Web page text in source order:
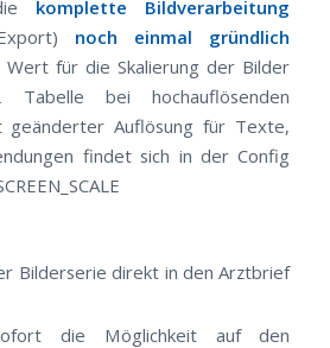
komplette Bildverarbeitung
noch einmal gründlich
Wert für die Skalierung der Bilder
bei hochauflösenden
geänderter Auflösung für Texte,
findet sich in der Config
Bilderserie direkt in den Arztbrief
die Möglichkeit auf den